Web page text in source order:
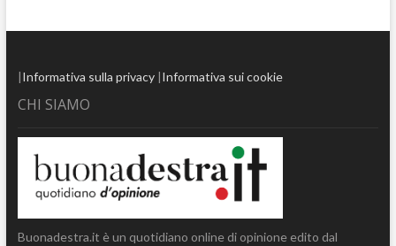
|Informativa sulla privacy|Informativa sui cookie
CHI SIAMO
Buonadestra.it è un quotidiano online di opinione edito dal